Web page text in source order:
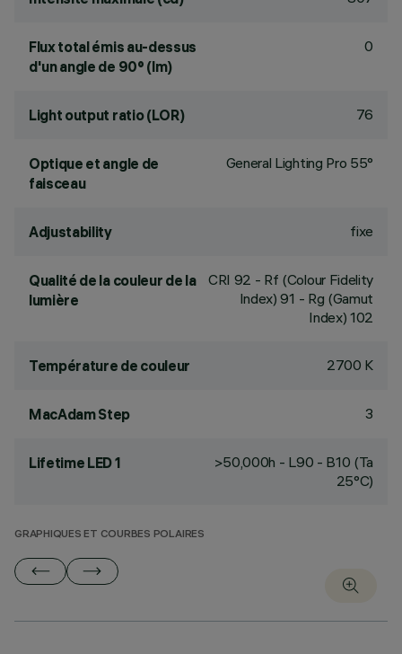
Flux total émis au-dessus
d'un angle de 90° (lm)
0
Light output ratio (LOR) 76
Optique et angle de
faisceau
General Lighting Pro 55°
Adjustability fixe
Qualité de la couleur de la
lumière
CRI 92 - Rf (Colour Fidelity
Index) 91 - Rg (Gamut
Index) 102
Température de couleur 2700 K
MacAdam Step 3
Lifetime LED 1
>50,000h - L90 - B10 (Ta
25°C)
GRAPHIQUES ET COURBES POLAIRES